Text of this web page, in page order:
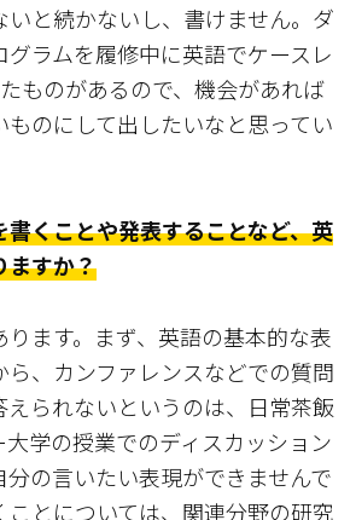
いと続かないし、書けません。ダ
グラムを履修中に英語でケースレ
ものがあるので、機会があれば
ものにして出したいなと思ってい
書くことや発表することなど、英
ますか？
ます。まず、英語の基本的な表
ら、カンファレンスなどでの質問
えられないというのは、日常茶飯
学の授業でのディスカッション
の言いたい表現ができませんで
ことについては、関連分野の研究